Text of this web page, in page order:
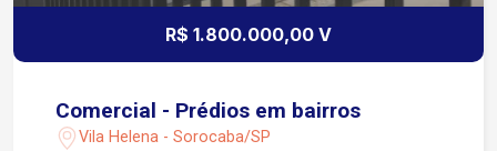
R$ 1.800.000,00 V
Comercial - Prédios em bairros
Vila Helena - Sorocaba/SP